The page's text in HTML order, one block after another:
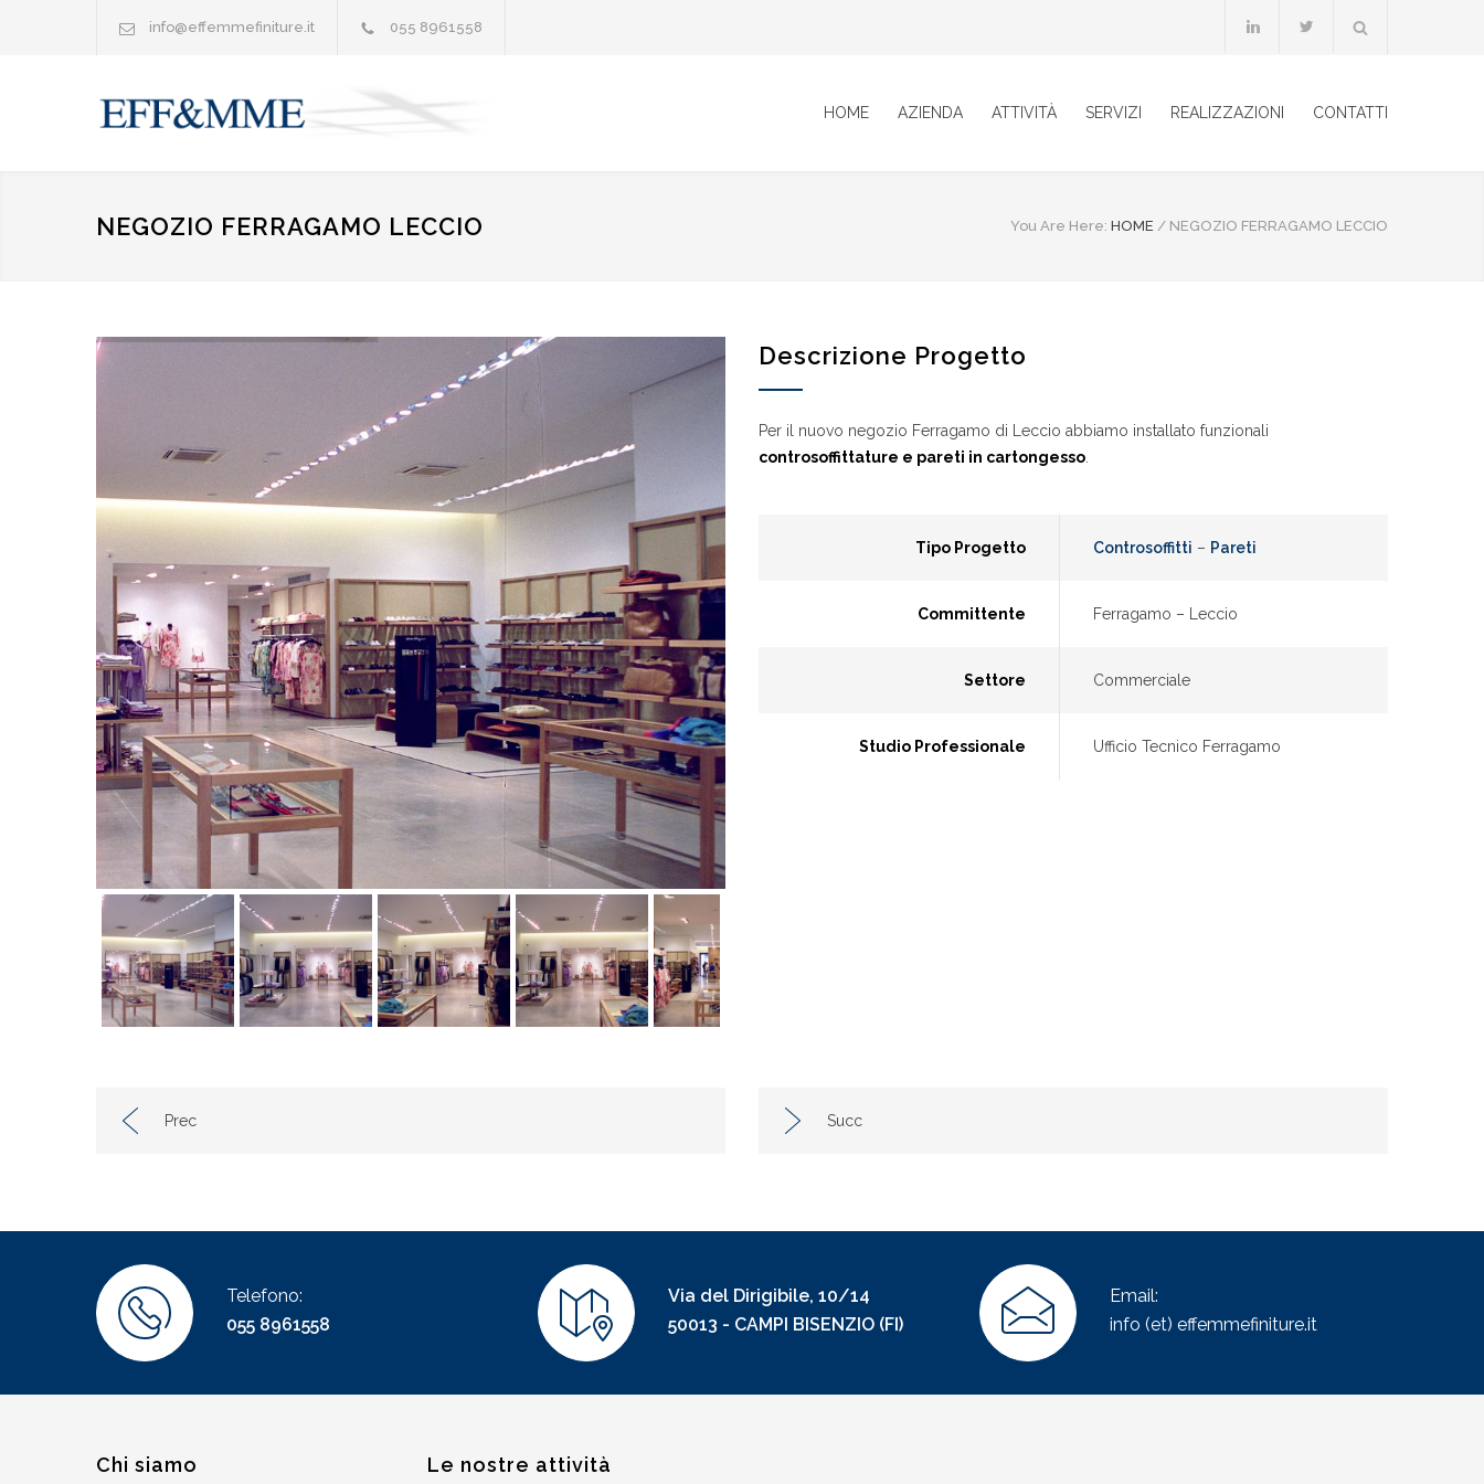
info@effemmefiniture.it 055 8961558
HOME AZIENDA ATTIVITÀ SERVIZI REALIZZAZIONI CONTATTI
NEGOZIO FERRAGAMO LECCIO You Are Here: HOME / NEGOZIO FERRAGAMO LECCIO
Descrizione Progetto
Per il nuovo negozio Ferragamo di Leccio abbiamo installato funzionali
controsoffittature e pareti in cartongesso
Tipo Progetto Controsoffitti – Pareti
Committente Ferragamo – Leccio
Settore Commerciale
Studio Professionale Ufficio Tecnico Ferragamo
Prec Succ
Telefono:
055 8961558
Via del Dirigibile, 10/14
50013 - CAMPI BISENZIO (FI)
Email:
info (et) effemmefiniture.it
Chi siamo Le nostre attività